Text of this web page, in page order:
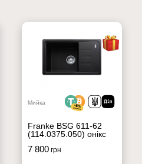
Мийка
Franke BSG 611-62
(114.0375.050) онікс
7 800грн